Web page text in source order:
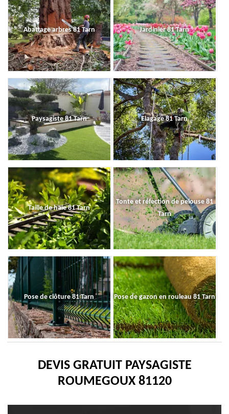
Abattage arbres 81 Tarn Jardinier 81 Tarn
Paysagiste 81 Tarn Elagage 81 Tarn
Taille de haie 81 Tarn
Tonte et réfection de pelouse 81
Tarn
Pose de clôture 81 Tarn Pose de gazon en rouleau 81 Tarn
DEVIS GRATUIT PAYSAGISTE
ROUMEGOUX 81120